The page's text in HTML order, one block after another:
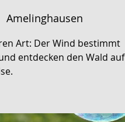
Amelinghausen
Art: Der Wind bestimmt
entdecken den Wald auf